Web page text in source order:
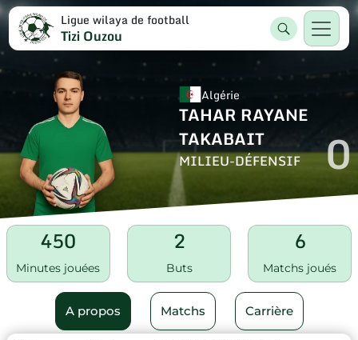
Ligue wilaya de football
Tizi Ouzou
Algérie
TAHAR RAYANE
TAKABAIT
MILIEU-DÉFENSIF 0
450
Minutes jouées
2
Buts
6
Matchs joués
A propos Matchs Carrière